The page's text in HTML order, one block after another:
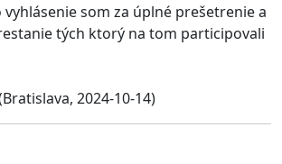
som za úplné prešetrenie a
tých ktorý na tom participovali
2024-10-14)